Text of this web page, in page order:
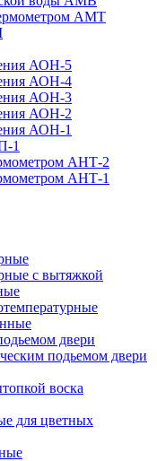
АМТ
АОН-5
АОН-4
АОН-3
АОН-2
АОН-1
1
АНТ-2
АНТ-1
с вытяжкой
двери
подьемом двери
воска
для цветных